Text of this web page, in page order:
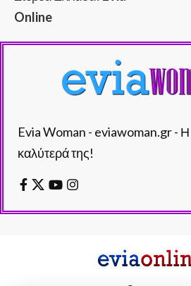
Online
Evia Woman - eviawoman.gr -
καλύτερά της!